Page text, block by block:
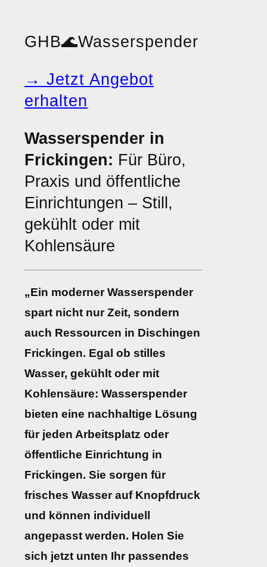
GHB🌊Wasserspender
→ Jetzt Angebot
erhalten
Wasserspender in
Frickingen: Für Büro,
Praxis und öffentliche
Einrichtungen – Still,
gekühlt oder mit
Kohlensäure
„Ein moderner Wasserspender
spart nicht nur Zeit, sondern
auch Ressourcen in Dischingen
Frickingen. Egal ob stilles
Wasser, gekühlt oder mit
Kohlensäure: Wasserspender
bieten eine nachhaltige Lösung
für jeden Arbeitsplatz oder
öffentliche Einrichtung in
Frickingen. Sie sorgen für
frisches Wasser auf Knopfdruck
und können individuell
angepasst werden. Holen Sie
sich jetzt unten Ihr passendes